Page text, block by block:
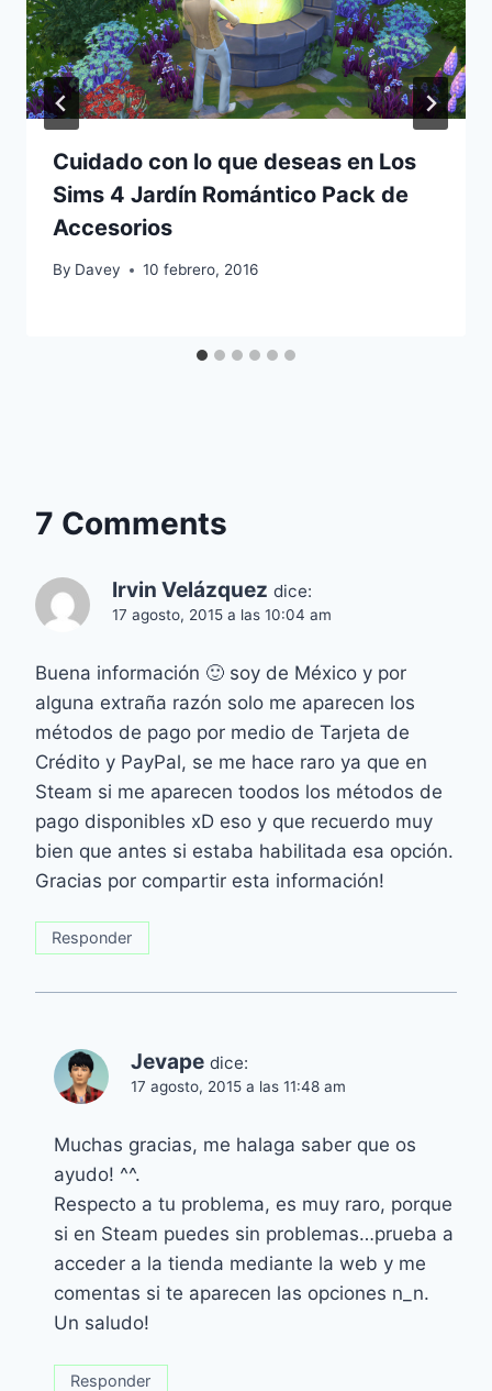
Cuidado con lo que deseas en Los
Sims 4 Jardín Romántico Pack de
Accesorios
By Davey 10 febrero, 2016
7 Comments
Irvin Velázquez dice:
17 agosto, 2015 a las 10:04 am
Buena información 🙂 soy de México y por
alguna extraña razón solo me aparecen los
métodos de pago por medio de Tarjeta de
Crédito y PayPal, se me hace raro ya que en
Steam si me aparecen toodos los métodos de
pago disponibles xD eso y que recuerdo muy
bien que antes si estaba habilitada esa opción.
Gracias por compartir esta información!
Responder
Jevape dice:
17 agosto, 2015 a las 11:48 am
Muchas gracias, me halaga saber que os
ayudo! ^^.
Respecto a tu problema, es muy raro, porque
si en Steam puedes sin problemas…prueba a
acceder a la tienda mediante la web y me
comentas si te aparecen las opciones n_n.
Un saludo!
Responder